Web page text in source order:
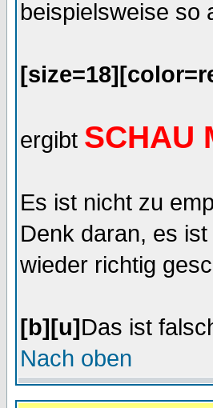
beispielsweise so
ergibt SCHAU
Es ist nicht zu
Denk daran, es
wieder richtig
[b][u]Das ist
Nach oben